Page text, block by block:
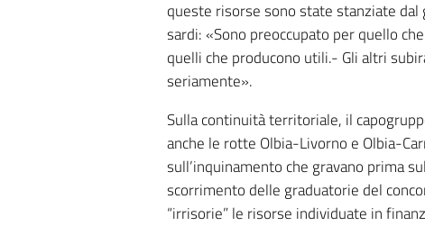
queste risorse sono state stanziate
sardi: «Sono preoccupato per quello
quelli che producono utili.- Gli altri
seriamente».
Sulla continuità territoriale, il
anche le rotte Olbia-Livorno e Olbia-
sull’inquinamento che gravano prima
scorrimento delle graduatorie del
“irrisorie” le risorse individuate in